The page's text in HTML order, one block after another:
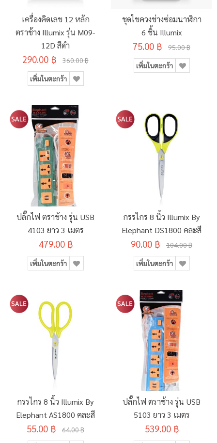
เครื่องคิดเลข 12 หลัก
ตราช้าง Illumix รุ่น M09-
12D สีดำ
290.00 ฿ 360.00 ฿
เพิ่มในตะกร้า
ชุดไขควงช่างซ่อมนาฬิกา
6 ชิ้น Illumix
75.00 ฿ 95.00 ฿
เพิ่มในตะกร้า
ปลั๊กไฟ ตราช้าง รุ่น USB
4103 ยาว 3 เมตร
479.00 ฿
เพิ่มในตะกร้า
กรรไกร 8 นิ้ว Illumix By
Elephant DS1800 คละสี
90.00 ฿ 104.00 ฿
เพิ่มในตะกร้า
กรรไกร 8 นิ้ว Illumix By
Elephant AS1800 คละสี
55.00 ฿ 64.00 ฿
ปลั๊กไฟ ตราช้าง รุ่น USB
5103 ยาว 3 เมตร
539.00 ฿